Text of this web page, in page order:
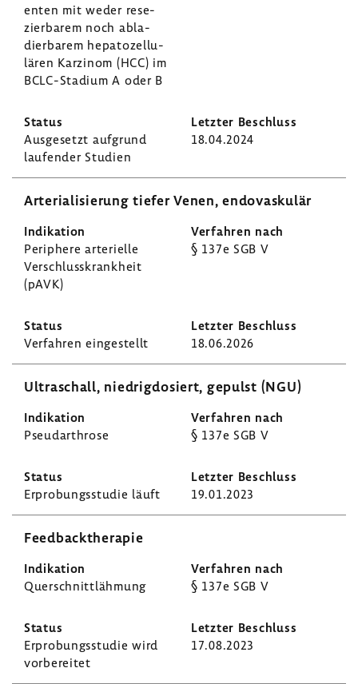
enten mit weder rese­
zier­barem noch abla­
dier­barem hepa­to­zel­lu­
lären Karzinom (HCC) im
BCLC-​Stadium A oder B
Ausge­setzt aufgrund
laufender Studien
18.04.2024
Arte­ria­li­sie­rung tiefer Venen, endo­vas­kulär
Peri­phere arte­ri­elle
Verschluss­krank­heit
(pAVK)
§ 137e SGB V
Verfahren einge­stellt 18.06.2026
Ultra­schall, nied­rig­do­siert, gepulst (NGU)
Pseu­dar­throse § 137e SGB V
Erpro­bungs­studie läuft 19.01.2023
Feed­back­the­rapie
Quer­schnitt­läh­mung § 137e SGB V
Erpro­bungs­studie wird
vorbe­reitet
17.08.2023